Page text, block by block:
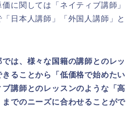
に関しては「ネイティブ講師」
日本人講師」「外国人講師」と
は、様々な国籍の講師とのレッ
ることから「低価格で始めたい
講師とのレッスンのような「高
でのニーズに合わせることがで